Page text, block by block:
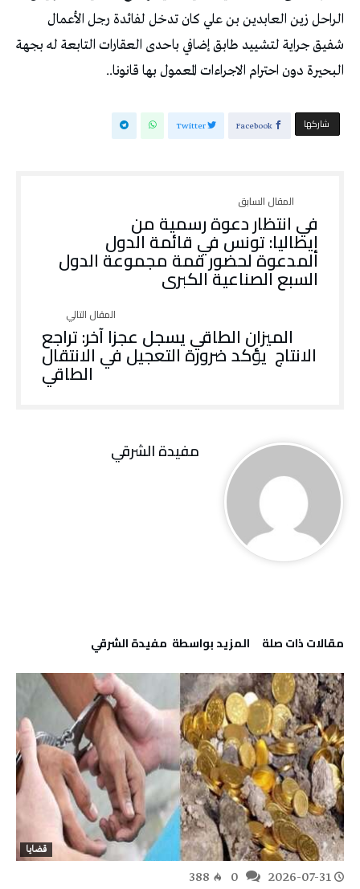
الراحل زين العابدين بن علي كان تدخل لفائدة رجل الأعمال
شفيق جراية لتشييد طابق إضافي باحدى العقارات التابعة له بجهة
البحيرة دون احترام الاجراءات المعمول بها قانونا..
‫‫ شاركها‬ Facebook
Twitter
في انتظار دعوة رسمية من
إيطاليا: تونس في قائمة الدول
المدعوة لحضور قمة مجموعة الدول
السبع الصناعية الكبرى
الميزان الطاقي يسجل عجزا آخر: تراجع
الانتاج يؤكد ضرورة التعجيل في الانتقال
الطاقي
مفيدة الشرقي
‫مقالات ذات صلة‬ ‫‫المزيد بواسطة‬ ‬ مفيدة الشرقي
قضايا
2026-07-31
388